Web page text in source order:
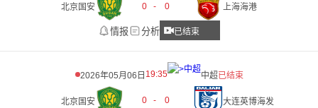
北京国安 0 - 0 上海海港
情报 分析 已结束
2026年05月06日 19:35 中超已结束
北京国安 0 - 0 大连英博海发